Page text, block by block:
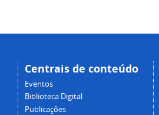
Centrais de conteúdo
Eventos
Biblioteca Digital
Publicações